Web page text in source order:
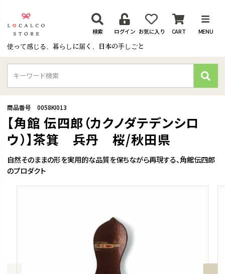
使って感じる、暮らしに届く、日本の手しごと
検索 ログイン お気に入り CART MENU
検
索
自然そのままの形を実用的な品質を保ちながら再現する、角館伝四郎
のプロダクト
【角館 伝四郎（カクノダテデンシロ
ウ）】茶箕 兵丹 桜/秋田県
商品番号 0058KI013